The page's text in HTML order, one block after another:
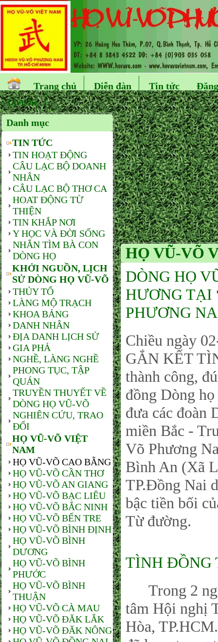
Trang chủ Diễn đàn Tin tức
Liên hệ
Danh mục
TIN TỨC
TIN HOẠT ĐỘNG
CÂU LẠC BỘ DOANH
NHÂN
CÂU LẠC BỘ THƠ CA
HOAT ĐỘNG TỪ
THIỆN
TIN KHẮP NƠI
Y HỌC VÀ ĐỜI SỐNG
NHẮN TÌM BÀ CON
DÒNG HỌ
KHỞI NGUỒN, LỊCH
SỬ DÒNG HỌ VŨ-VÕ
THỦY TỔ
LÀNG MỘ TRẠCH
KHOA BẢNG
DANH NHÂN
ĐỊA DANH LỊCH SỬ
GIA PHẢ
NGHỀ, LÀNG NGHỀ
PHONG TỤC, TẬP
QUÁN
TRUYỀN THUYẾT VỀ
DÒNG HỌ VŨ-VÕ
NGHIÊN CỨU, TRAO
ĐỔI
HỌ VŨ-VÕ VIỆT
NAM
HỌ VŨ-VÕ CAO BẰNG
HỌ VŨ-VÕ CẦN THƠ
HỌ VŨ-VÕ AN GIANG
HỌ VŨ-VÕ BẠC LIÊU
HỌ VŨ-VÕ BẮC NINH
HỌ VŨ-VÕ BẾN TRE
HỌ VŨ-VÕ BÌNH ĐỊNH
HỌ VŨ-VÕ BÌNH
DƯƠNG
HỌ VŨ-VÕ BÌNH
PHƯỚC
HỌ VŨ-VÕ BÌNH
THUẬN
HỌ VŨ-VÕ CÀ MAU
HỌ VŨ-VÕ ĐĂK LẮK
HỌ VŨ-VÕ ĐĂK NÔNG
HỌ VŨ-VÕ
DÒNG HỌ
HƯƠNG TẠI
PHƯƠNG
Chiều ngày
GẮN KẾT
thành công,
đồng Dòng
đưa các đoàn
miền Bắc -
Võ Phương
Bình An (Xã
TP.Đồng Nai
bậc tiền bối
Từ đường.
TÌNH ĐỒNG
Trong 2
tâm Hội nghị
Hòa,